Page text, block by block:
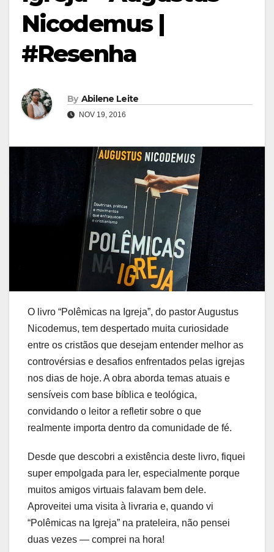
Nicodemus |
#Resenha
By Abilene Leite
NOV 19, 2016
O livro “Polêmicas na Igreja”, do pastor Augustus
Nicodemus, tem despertado muita curiosidade
entre os cristãos que desejam entender melhor as
controvérsias e desafios enfrentados pelas igrejas
nos dias de hoje. A obra aborda temas atuais e
sensíveis com base bíblica e teológica,
convidando o leitor a refletir sobre o que
realmente importa dentro da comunidade de fé.
Desde que descobri a existência deste livro, fiquei
super empolgada para ler, especialmente porque
muitos amigos virtuais falavam bem dele.
Aproveitei uma visita à livraria e, quando vi
“Polêmicas na Igreja” na prateleira, não pensei
duas vezes — comprei na hora!